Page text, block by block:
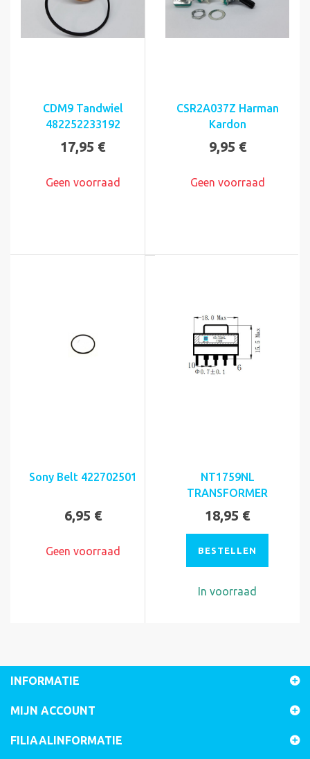
CDM9 Tandwiel
482252233192
17,95 €
Geen voorraad
CSR2A037Z Harman
Kardon
9,95 €
Geen voorraad
Sony Belt 422702501
6,95 €
Geen voorraad
NT1759NL
TRANSFORMER
18,95 €
BESTELLEN
In voorraad
INFORMATIE
MIJN ACCOUNT
FILIAALINFORMATIE